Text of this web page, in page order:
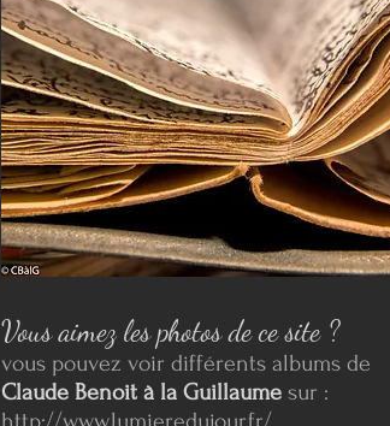
Vous aimez les photos de ce site ?
vous pouvez voir différents albums de
Claude Benoit à la Guillaume sur :